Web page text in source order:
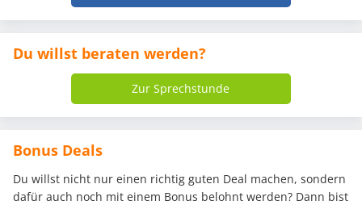
Du willst beraten werden?
Zur Sprechstunde
Bonus Deals
Du willst nicht nur einen richtig guten Deal machen, sondern
dafür auch noch mit einem Bonus belohnt werden? Dann bist